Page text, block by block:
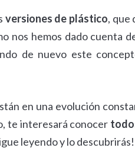
versiones de plástico, que
nos hemos dado cuenta
de nuevo este
en una evolución
te interesará conocer
leyendo y lo descubrirás!